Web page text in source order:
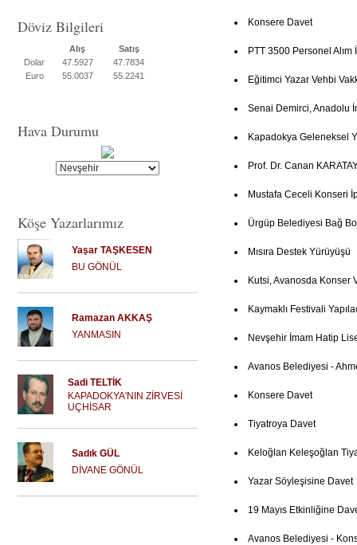
Döviz Bilgileri
Alış
Satış
Dolar
47.5927
47.7834
Euro
55.0037 55.2241
Hava Durumu
Köşe Yazarlarımız
Yaşar TAŞKESEN
BU GÖNÜL
Ramazan AKKAŞ
YANMASIN
Sadi TELTİK
KAPADOKYA'NIN ZİRVESİ
UÇHİSAR
Sadık GÜL
DİVANE GÖNÜL
Konsere Davet
PTT 3500 Personel Alım
Eğitimci Yazar Vehbi
Senai Demirci, Anadolu
Kapadokya Geleneksel
Prof. Dr. Canan
Mustafa Ceceli Konseri
Ürgüp Belediyesi Bağ
Mısıra Destek Yürüyüşü
Kutsi, Avanosda Konser
Kaymaklı Festivali
Nevşehir İmam Hatip
Avanos Belediyesi -
Konsere Davet
Tiyatroya Davet
Keloğlan Keleşoğlan
Yazar Söyleşisine Davet
19 Mayıs Etkinliğine
Avanos Belediyesi -